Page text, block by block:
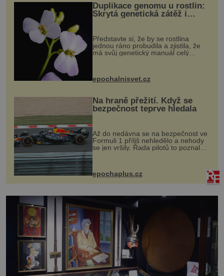
Duplikace genomu u rostlin:
Skrytá genetická zátěž i
Představte si, že by se rostlina
jednou ráno probudila a zjistila, že
má svůj genetický manuál celý
vstupenka...
epochalnisvet.cz
Na hraně přežití. Když se
bezpečnost teprve hledala
Až do nedávna se na bezpečnost ve
Formuli 1 příliš nehledělo a nehody
se jen vršily. Řada pilotů to poznala
na vlastní kůži, často s trvalými
následky nebo bohužel i ztrátou
života. Dnes nepochopiteln...
epochaplus.cz